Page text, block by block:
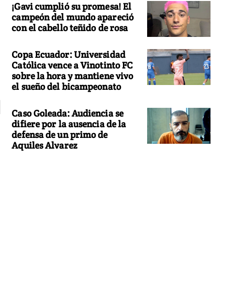
¡Gavi cumplió su promesa! El
campeón del mundo apareció
con el cabello teñido de rosa
Copa Ecuador: Universidad
Católica vence a Vinotinto FC
sobre la hora y mantiene vivo
el sueño del bicampeonato
Caso Goleada: Audiencia se
difiere por la ausencia de la
defensa de un primo de
Aquiles Alvarez